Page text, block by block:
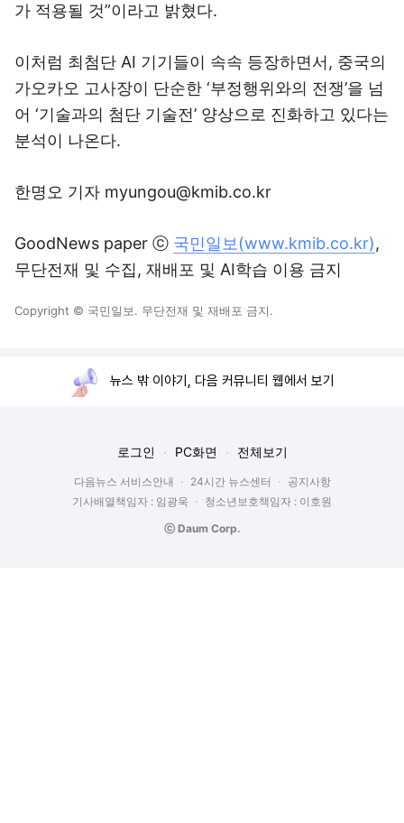
가 적용될 것”이라고 밝혔다.
이처럼 최첨단 AI 기기들이 속속 등장하면서, 중국의
가오카오 고사장이 단순한 ‘부정행위와의 전쟁’을 넘
어 ‘기술과의 첨단 기술전’ 양상으로 진화하고 있다는
분석이 나온다.
한명오 기자 myungou@kmib.co.kr
GoodNews paper ⓒ 국민일보(www.kmib.co.kr),
무단전재 및 수집, 재배포 및 AI학습 이용 금지
Copyright © 국민일보. 무단전재 및 재배포 금지.
뉴스 밖 이야기, 다음 커뮤니티 웹에서 보기
로그인 PC화면 전체보기
다음뉴스 서비스안내 24시간 뉴스센터
공지사항
기사배열책임자 : 임광욱
청소년보호책임자 : 이호원
ⓒ Daum Corp.